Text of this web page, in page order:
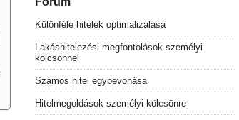
Különféle hitelek optimalizálása
Lakáshitelezési megfontolások személyi
kölcsönnel
Számos hitel egybevonása
Hitelmegoldások személyi kölcsönre